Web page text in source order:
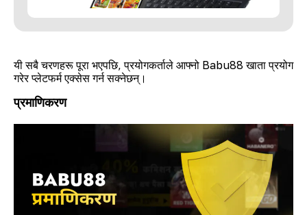
यी सबै चरणहरू पूरा भएपछि, प्रयोगकर्ताले आफ्नो Babu88 खाता प्रयोग
गरेर प्लेटफर्म एक्सेस गर्न सक्नेछन्।
प्रमाणिकरण